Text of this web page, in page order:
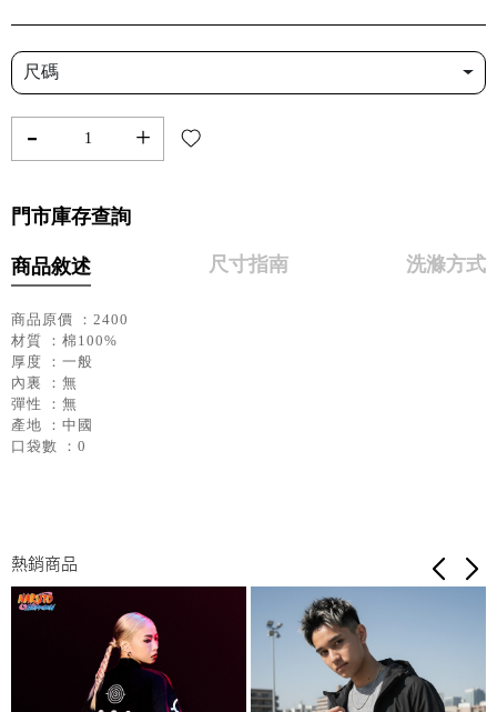
尺碼
- +
門市庫存查詢
商品敘述 尺寸指南 洗滌方式
商品原價 ：2400
材質 ：棉100%
厚度 ：一般
內裏 ：無
彈性 ：無
產地 ：中國
口袋數 ：0
熱銷商品